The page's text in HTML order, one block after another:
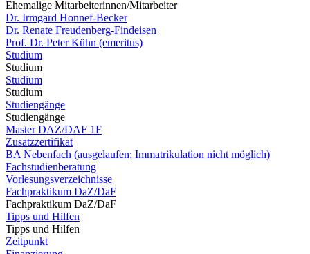
Ehemalige Mitarbeiterinnen/Mitarbeiter
Dr. Irmgard Honnef-Becker
Dr. Renate Freudenberg-Findeisen
Prof. Dr. Peter Kühn (emeritus)
Studium
Studium
Studium
Studium
Studiengänge
Studiengänge
Master DAZ/DAF 1F
Zusatzzertifikat
BA Nebenfach (ausgelaufen; Immatrikulation nicht möglich)
Fachstudienberatung
Vorlesungsverzeichnisse
Fachpraktikum DaZ/DaF
Fachpraktikum DaZ/DaF
Tipps und Hilfen
Tipps und Hilfen
Zeitpunkt